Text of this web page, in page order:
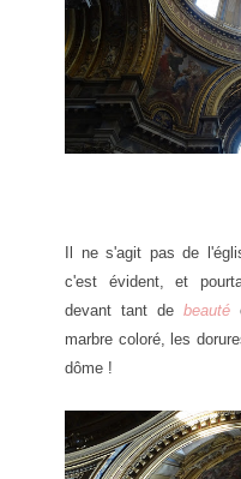
Il ne s'agit pas de
c'est évident, et
devant tant de beauté
marbre coloré, les
dôme !